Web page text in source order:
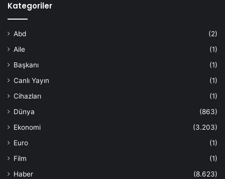
Kategoriler
Abd
(2)
Aile
(1)
Başkanı
(1)
Canlı Yayın
(1)
Cihazları
(1)
Dünya
(863)
Ekonomi
(3.203)
Euro
(1)
Film
(1)
Haber
(8.623)